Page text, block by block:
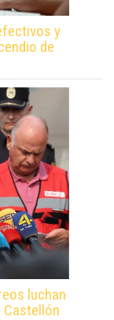
y
de
luchan
Castellón